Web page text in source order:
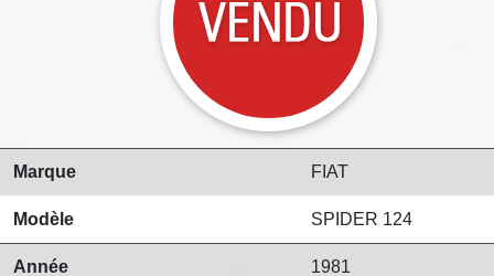
Marque FIAT
Modèle SPIDER 124
Année 1981